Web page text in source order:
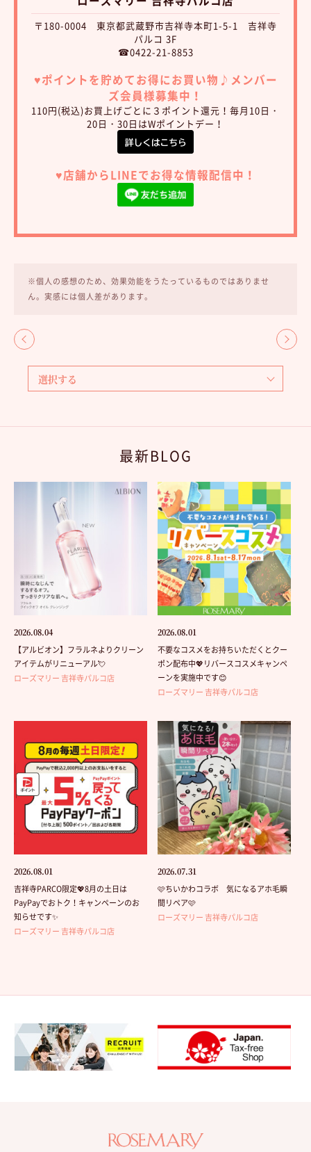
〒180-0004 東京都武蔵野市吉祥寺本町1-5-1 吉祥寺
パルコ 3F
☎0422-21-8853
♥︎ポイントを貯めてお得にお買い物♪ メンバー
ズ会員様募集中！
110円(税込)お買上げごとに３ポイント還元！毎月10日・
20日・30日はWポイントデー！
♥︎店舗からLINEでお得な情報配信中！
※個人の感想のため、効果効能をうたっているものではありませ
ん。実感には個人差があります。
最新BLOG
2026.08.04
【アルビオン】フラルネよりクリーン
アイテムがリニューアル💘
ローズマリー 吉祥寺パルコ店
2026.08.01
不要なコスメをお持ちいただくとクー
ポン配布中💖リバースコスメキャンペ
ーンを実施中です😊
ローズマリー 吉祥寺パルコ店
2026.08.01
吉祥寺PARCO限定💖8月の土日は
PayPayでおトク！キャンペーンのお
知らせです✨
ローズマリー 吉祥寺パルコ店
2026.07.31
🩷ちいかわコラボ 気になるアホ毛瞬
間リペア🩷
ローズマリー 吉祥寺パルコ店